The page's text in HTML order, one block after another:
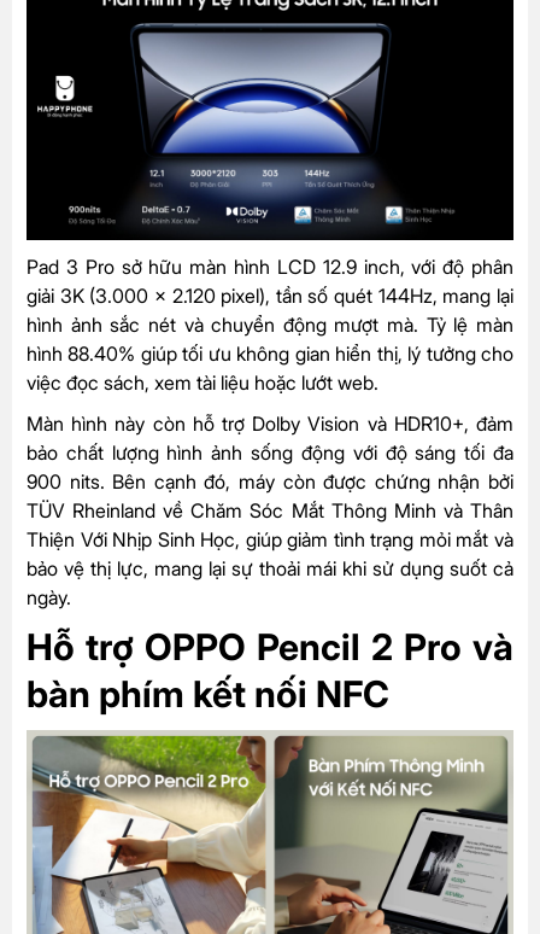
Pad 3 Pro sở hữu màn hình LCD 12.9 inch, với độ phân
giải 3K (3.000 x 2.120 pixel), tần số quét 144Hz, mang lại
hình ảnh sắc nét và chuyển động mượt mà. Tỷ lệ màn
hình 88.40% giúp tối ưu không gian hiển thị, lý tưởng cho
việc đọc sách, xem tài liệu hoặc lướt web.
Màn hình này còn hỗ trợ Dolby Vision và HDR10+, đảm
bảo chất lượng hình ảnh sống động với độ sáng tối đa
900 nits. Bên cạnh đó, máy còn được chứng nhận bởi
TÜV Rheinland về Chăm Sóc Mắt Thông Minh và Thân
Thiện Với Nhịp Sinh Học, giúp giảm tình trạng mỏi mắt và
bảo vệ thị lực, mang lại sự thoải mái khi sử dụng suốt cả
ngày.
Hỗ trợ OPPO Pencil 2 Pro và
bàn phím kết nối NFC